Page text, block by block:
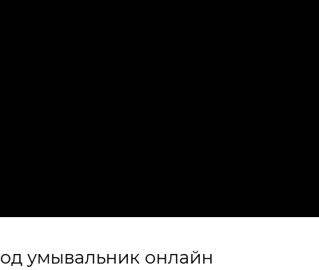
умывальник онлайн